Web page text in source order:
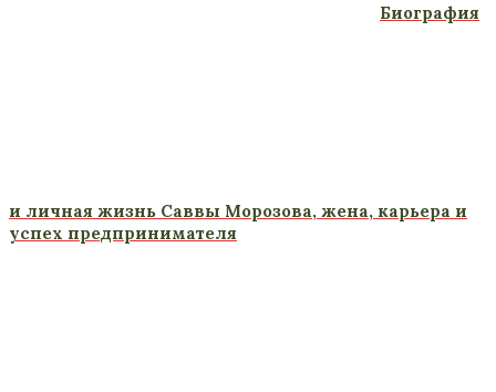
Биография
и личная жизнь Саввы Морозова, жена, карьера и
успех предпринимателя